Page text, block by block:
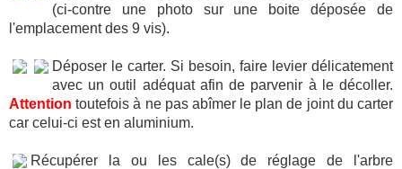
(ci-contre une photo sur une boite déposée de
l'emplacement des 9 vis).
Déposer le carter. Si besoin, faire levier délicatement
avec un outil adéquat afin de parvenir à le décoller.
Attention toutefois à ne pas abîmer le plan de joint du carter
car celui-ci est en aluminium.
Récupérer la ou les cale(s) de réglage de l'arbre